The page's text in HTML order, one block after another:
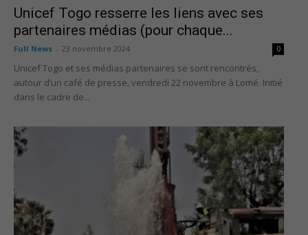
Unicef Togo resserre les liens avec ses
partenaires médias (pour chaque...
Full News 23 novembre 2024 0
Unicef Togo et ses médias partenaires se sont rencontrés,
autour d’un café de presse, vendredi 22 novembre à Lomé. Initié
dans le cadre de...